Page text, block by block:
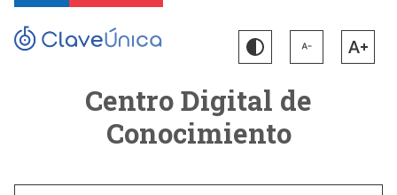
Centro Digital de
Conocimiento